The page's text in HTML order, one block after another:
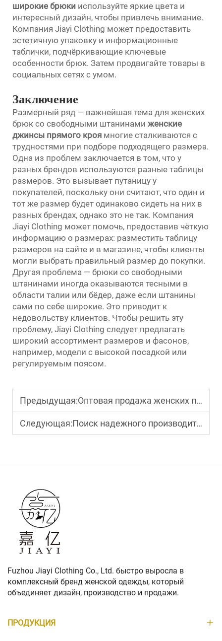
широкие брюки используйте яркие цвета и
интересный дизайн, чтобы привлечь внимание.
Компания Jiayi Clothing может предоставить
эстетичную упаковку и информационные
таблички, подчёркивающие ключевые
особенности брюк. Затем продвигайте товары в
социальных сетях с умом.
Заключение
Размерный ряд — важнейшая тема для женских
брюк со свободными штанинами женские
джинсы прямого кроя многие сталкиваются с
трудностями при подборе подходящего размера.
Одна из проблем заключается в том, что у
разных брендов используются разные таблицы
размеров. Это вызывает путаницу у
покупателей, поскольку они считают, что один и
тот же размер будет одинаково сидеть на них в
разных брендах, однако это не так. Компания
Jiayi Clothing может помочь, предоставив чёткую
информацию о размерах: разместить таблицу
размеров на сайте и в магазине, чтобы клиенты
могли выбрать правильный размер до покупки.
Другая проблема — брюки со свободными
штанинами иногда оказываются тесными в
области талии или бёдер, даже если штанины
сами по себе широкие. Это приводит к
недовольству клиентов. Чтобы решить эту
проблему, Jiayi Clothing следует предлагать
широкий ассортимент размеров и фасонов,
например, модели с высокой посадкой или
регулируемым поясом.
Предыдущая:Оптовая продажа женских пуховиков: окончательное руководство по закупкам для владельцев бутиков
Следующая:Поиск надежного производителя женских брюк свободного кроя для вашего модного бренда
Fuzhou Jiayi Clothing Co., Ltd. быстро выросла в
комплексный бренд женской одежды, который
объединяет дизайн, производство и продажи.
ПРОДУКЦИЯ